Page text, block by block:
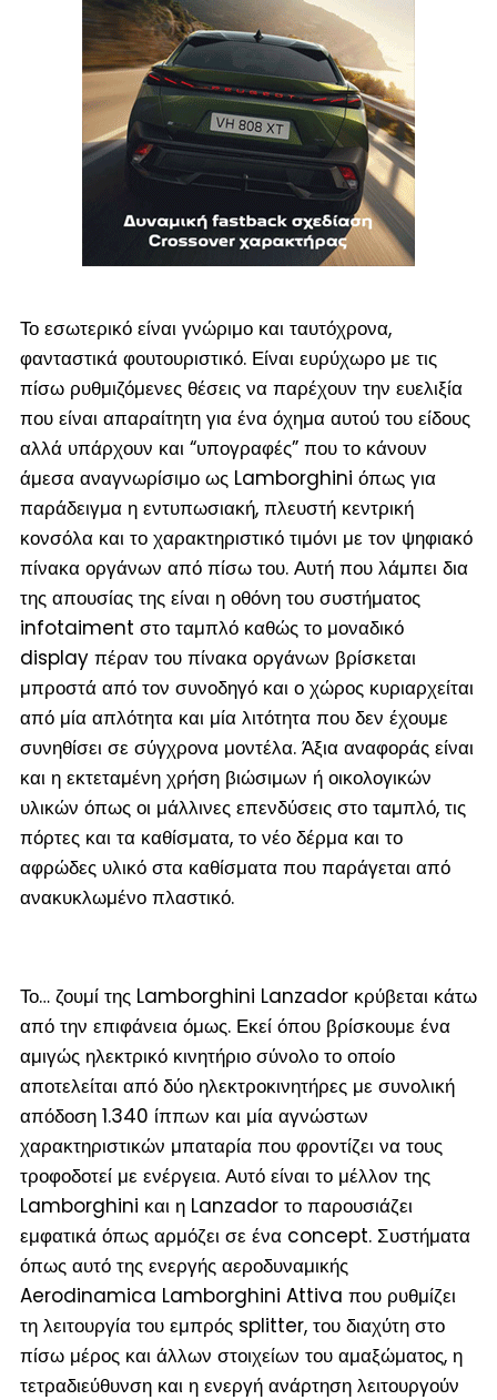
Το εσωτερικό είναι γνώριμο και ταυτόχρονα,
φανταστικά φουτουριστικό. Είναι ευρύχωρο με τις
πίσω ρυθμιζόμενες θέσεις να παρέχουν την ευελιξία
που είναι απαραίτητη για ένα όχημα αυτού του είδους
αλλά υπάρχουν και “υπογραφές” που το κάνουν
άμεσα αναγνωρίσιμο ως Lamborghini όπως για
παράδειγμα η εντυπωσιακή, πλευστή κεντρική
κονσόλα και το χαρακτηριστικό τιμόνι με τον ψηφιακό
πίνακα οργάνων από πίσω του. Αυτή που λάμπει δια
της απουσίας της είναι η οθόνη του συστήματος
infotaiment στο ταμπλό καθώς το μοναδικό
display πέραν του πίνακα οργάνων βρίσκεται
μπροστά από τον συνοδηγό και ο χώρος κυριαρχείται
από μία απλότητα και μία λιτότητα που δεν έχουμε
συνηθίσει σε σύγχρονα μοντέλα. Άξια αναφοράς είναι
και η εκτεταμένη χρήση βιώσιμων ή οικολογικών
υλικών όπως οι μάλλινες επενδύσεις στο ταμπλό, τις
πόρτες και τα καθίσματα, το νέο δέρμα και το
αφρώδες υλικό στα καθίσματα που παράγεται από
ανακυκλωμένο πλαστικό.
Το… ζουμί της Lamborghini Lanzador κρύβεται κάτω
από την επιφάνεια όμως. Εκεί όπου βρίσκουμε ένα
αμιγώς ηλεκτρικό κινητήριο σύνολο το οποίο
αποτελείται από δύο ηλεκτροκινητήρες με συνολική
απόδοση 1.340 ίππων και μία αγνώστων
χαρακτηριστικών μπαταρία που φροντίζει να τους
τροφοδοτεί με ενέργεια. Αυτό είναι το μέλλον της
Lamborghini και η Lanzador το παρουσιάζει
εμφατικά όπως αρμόζει σε ένα concept. Συστήματα
όπως αυτό της ενεργής αεροδυναμικής
Aerodinamica Lamborghini Attiva που ρυθμίζει
τη λειτουργία του εμπρός splitter, του διαχύτη στο
πίσω μέρος και άλλων στοιχείων του αμαξώματος, η
τετραδιεύθυνση και η ενεργή ανάρτηση λειτουργούν